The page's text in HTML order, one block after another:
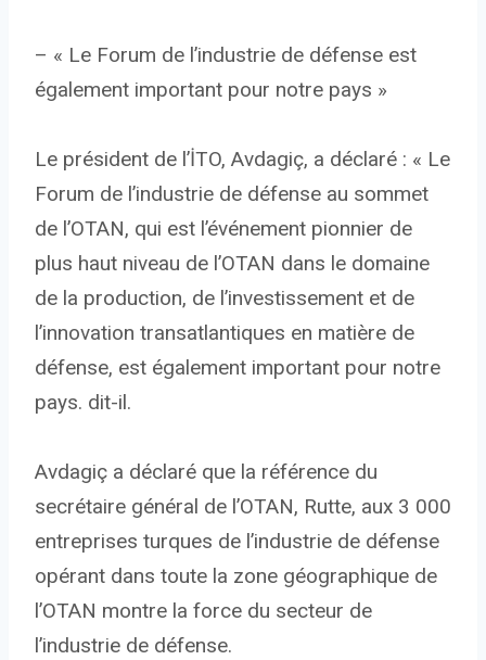
– « Le Forum de l’industrie de défense est
également important pour notre pays »
Le président de l’İTO, Avdagiç, a déclaré : « Le
Forum de l’industrie de défense au sommet
de l’OTAN, qui est l’événement pionnier de
plus haut niveau de l’OTAN dans le domaine
de la production, de l’investissement et de
l’innovation transatlantiques en matière de
défense, est également important pour notre
pays. dit-il.
Avdagiç a déclaré que la référence du
secrétaire général de l’OTAN, Rutte, aux 3 000
entreprises turques de l’industrie de défense
opérant dans toute la zone géographique de
l’OTAN montre la force du secteur de
l’industrie de défense.